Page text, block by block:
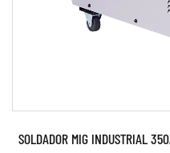
SOLDADOR MIG INDUSTRIAL